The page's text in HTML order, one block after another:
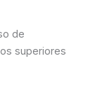
de
superiores